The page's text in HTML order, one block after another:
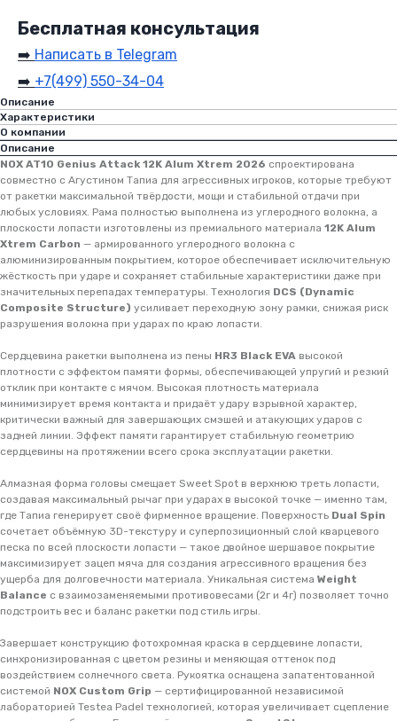
Бесплатная консультация
➡️ Написать в Telegram
➡️ +7(499) 550-34-04
Описание
Характеристики
О компании
Описание
NOX AT10 Genius Attack 12K Alum Xtrem 2026 спроектирована
совместно с Агустином Тапиа для агрессивных игроков, которые требуют
от ракетки максимальной твёрдости, мощи и стабильной отдачи при
любых условиях. Рама полностью выполнена из углеродного волокна, а
плоскости лопасти изготовлены из премиального материала 12K Alum
Xtrem Carbon — армированного углеродного волокна с
алюминизированным покрытием, которое обеспечивает исключительную
жёсткость при ударе и сохраняет стабильные характеристики даже при
значительных перепадах температуры. Технология DCS (Dynamic
Composite Structure) усиливает переходную зону рамки, снижая риск
разрушения волокна при ударах по краю лопасти.
Сердцевина ракетки выполнена из пены HR3 Black EVA высокой
плотности с эффектом памяти формы, обеспечивающей упругий и резкий
отклик при контакте с мячом. Высокая плотность материала
минимизирует время контакта и придаёт удару взрывной характер,
критически важный для завершающих смэшей и атакующих ударов с
задней линии. Эффект памяти гарантирует стабильную геометрию
сердцевины на протяжении всего срока эксплуатации ракетки.
Алмазная форма головы смещает Sweet Spot в верхнюю треть лопасти,
создавая максимальный рычаг при ударах в высокой точке — именно там,
где Тапиа генерирует своё фирменное вращение. Поверхность Dual Spin
сочетает объёмную 3D-текстуру и суперпозиционный слой кварцевого
песка по всей плоскости лопасти — такое двойное шершавое покрытие
максимизирует зацеп мяча для создания агрессивного вращения без
ущерба для долговечности материала. Уникальная система Weight
Balance с взаимозаменяемыми противовесами (2г и 4г) позволяет точно
подстроить вес и баланс ракетки под стиль игры.
Завершает конструкцию фотохромная краска в сердцевине лопасти,
синхронизированная с цветом резины и меняющая оттенок под
воздействием солнечного света. Рукоятка оснащена запатентованной
системой NOX Custom Grip — сертифицированной независимой
лабораторией Testea Padel технологией, которая увеличивает сцепление